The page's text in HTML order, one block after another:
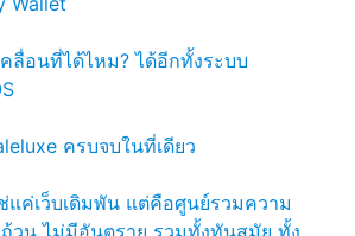
ลื่อนที่ได้ไหม? ได้อีกทั้งระบบ
ครบจบในที่เดียว
แค่เว็บเดิมพัน แต่คือศูนย์รวมความ